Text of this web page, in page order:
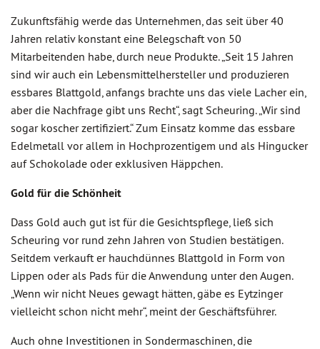
Zukunftsfähig werde das Unternehmen, das seit über 40
Jahren relativ konstant eine Belegschaft von 50
Mitarbeitenden habe, durch neue Produkte. „Seit 15 Jahren
sind wir auch ein Lebensmittelhersteller und produzieren
essbares Blattgold, anfangs brachte uns das viele Lacher ein,
aber die Nachfrage gibt uns Recht“, sagt Scheuring. „Wir sind
sogar koscher zertifiziert.“ Zum Einsatz komme das essbare
Edelmetall vor allem in Hochprozentigem und als Hingucker
auf Schokolade oder exklusiven Häppchen.
Gold für die Schönheit
Dass Gold auch gut ist für die Gesichtspflege, ließ sich
Scheuring vor rund zehn Jahren von Studien bestätigen.
Seitdem verkauft er hauchdünnes Blattgold in Form von
Lippen oder als Pads für die Anwendung unter den Augen.
„Wenn wir nicht Neues gewagt hätten, gäbe es Eytzinger
vielleicht schon nicht mehr“, meint der Geschäftsführer.
Auch ohne Investitionen in Sondermaschinen, die